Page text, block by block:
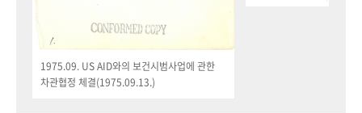
1975.09. US AID와의 보건시범사업에 관한
차관협정 체결(1975.09.13.)